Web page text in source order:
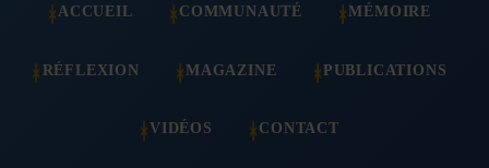
ACCUEIL COMMUNAUTÉ MÉMOIRE
RÉFLEXION MAGAZINE PUBLICATIONS
VIDÉOS CONTACT